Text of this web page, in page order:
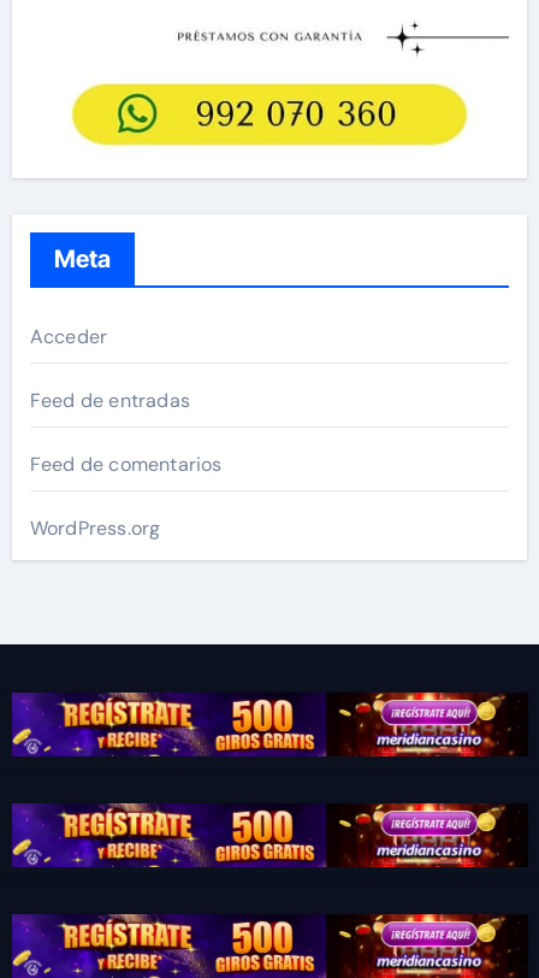
Meta
Acceder
Feed de entradas
Feed de comentarios
WordPress.org